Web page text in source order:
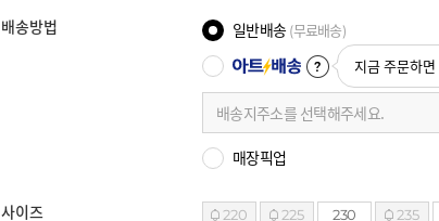
배송방법 일반배송 (무료배송)
지금 주문하면
배송지주소를 선택해주세요.
매장픽업
사이즈 220 225 230 235